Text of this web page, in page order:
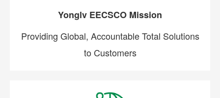
Yonglv EECSCO Mission
Providing Global, Accountable Total Solutions
to Customers